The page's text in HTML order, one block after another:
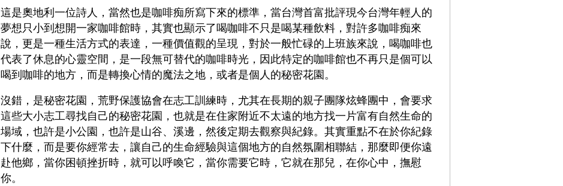
這是奧地利一位詩人，當然也是咖啡痴所寫下來的標準，當台灣首富批評現今台灣年輕人的
夢想只小到想開一家咖啡館時，其實也顯示了喝咖啡不只是喝某種飲料，對許多咖啡痴來
說，更是一種生活方式的表達，一種價值觀的呈現，對於一般忙碌的上班族來說，喝咖啡也
代表了休息的心靈空間，是一段無可替代的咖啡時光，因此特定的咖啡館也不再只是個可以
喝到咖啡的地方，而是轉換心情的魔法之地，或者是個人的秘密花園。
沒錯，是秘密花園，荒野保護協會在志工訓練時，尤其在長期的親子團隊炫蜂團中，會要求
這些大小志工尋找自己的秘密花園，也就是在住家附近不太遠的地方找一片富有自然生命的
場域，也許是小公園，也許是山谷、溪邊，然後定期去觀察與紀錄。其實重點不在於你紀錄
下什麼，而是要你經常去，讓自己的生命經驗與這個地方的自然氛圍相聯結，那麼即便你遠
赴他鄉，當你困頓挫折時，就可以呼喚它，當你需要它時，它就在那兒，在你心中，撫慰
你。